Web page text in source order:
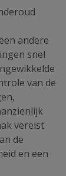
andere
snel
van de
vereist
de
en een